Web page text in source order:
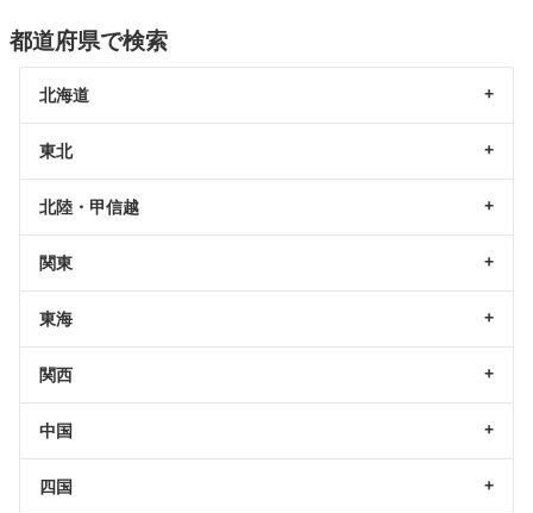
都道府県で検索
北海道
東北
北陸・甲信越
関東
東海
関西
中国
四国